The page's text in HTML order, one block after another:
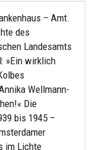
– Amt.
des
Landesamts
»Ein wirklich
Wellmann-
Die
bis 1945 –
im Lichte